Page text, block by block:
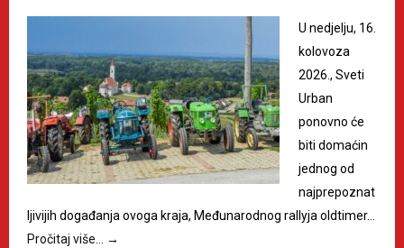
U nedjelju, 16.
kolovoza
2026., Sveti
Urban
ponovno će
biti domaćin
jednog od
najprepoznat
ljivijih događanja ovoga kraja, Međunarodnog rallyja oldtimer…
Pročitaj više… →